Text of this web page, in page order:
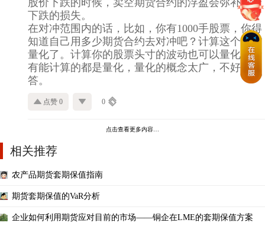
下跌的损失。
在对冲范围内的话，比如，你有1000手股票，你得
知道自己用多少期货合约去对冲吧？计算这个就是
量化了。计算你的股票头寸的波动也可以量化。所
有能计算的都是量化，量化的概念太广，不好回
答。
点赞 0 0
点击查看更多内容…
相关推荐
农产品期货套期保值指南
期货套期保值的VaR分析
企业如何利用期货应对目前的市场——铜企在LME的套期保值方案